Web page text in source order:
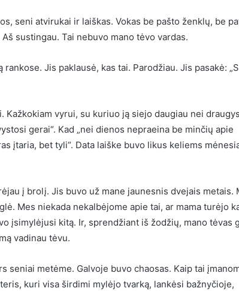
seni atvirukai ir laiškas. Vokas be pašto ženklų, be
sustingau. Tai nebuvo mano tėvo vardas.
Jis paklausė, kas tai. Parodžiau. Jis pasakė:
Kažkokiam vyrui, su kuriuo ją siejo daugiau nei
gerai“. Kad „nei dienos nepraeina be minčių apie
įtaria, bet tyli“. Data laiške buvo likus keliems
į brolį. Jis buvo už mane jaunesnis dvejais metais.
Mes niekada nekalbėjome apie tai, ar mama turėjo
įsimylėjusi kitą. Ir, sprendžiant iš žodžių, mano tėvas
vadinau tėvu.
seniai metėme. Galvoje buvo chaosas. Kaip tai
kuri visa širdimi mylėjo tvarką, lankėsi bažnyčioje,